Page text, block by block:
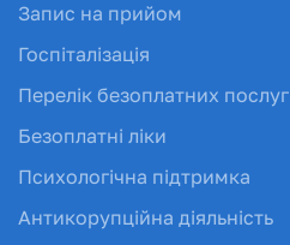
Запис на прийом
Госпіталізація
Перелік безоплатних послуг
Безоплатні ліки
Психологічна підтримка
Антикорупційна діяльність